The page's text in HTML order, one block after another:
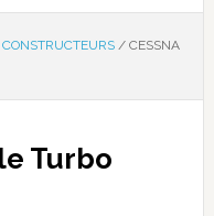
CONSTRUCTEURS /CESSNA
Turbo